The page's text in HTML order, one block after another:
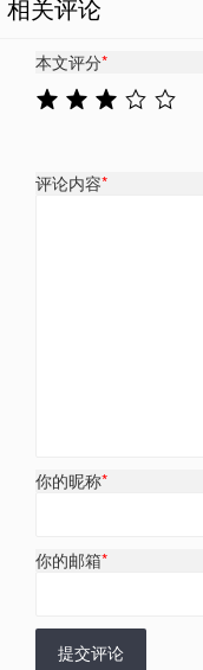
相关评论
本文评分*
评论内容*
你的昵称*
你的邮箱*
提交评论